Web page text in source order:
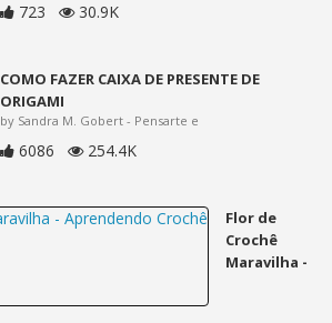
723 30.9K
COMO FAZER CAIXA DE PRESENTE DE
ORIGAMI
by Sandra M. Gobert - Pensarte e
6086 254.4K
Flor de
Crochê
Maravilha -